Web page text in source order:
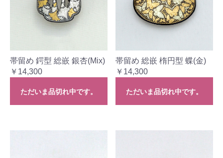
帯留め 鍔型 総嵌 銀杏(Mix)
￥14,300
ただいま品切れ中です。
帯留め 総嵌 楕円型 蝶(金)
￥14,300
ただいま品切れ中です。